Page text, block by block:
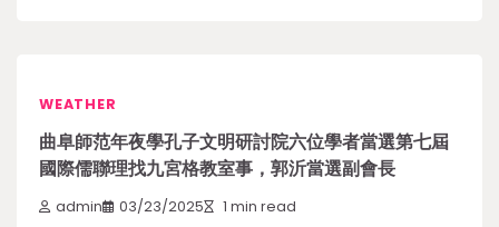
WEATHER
曲阜師范年夜學孔子文明研討院六位學者當選第七屆
國際儒聯理找九宮格教室事，郭沂當選副會長
admin 03/23/2025 1 min read